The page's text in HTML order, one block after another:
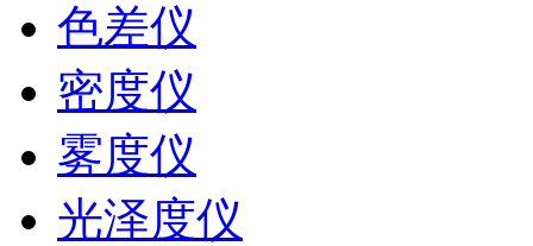
色差仪
密度仪
雾度仪
光泽度仪